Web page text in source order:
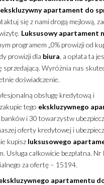
ekskluzywny apartament do
się z nami drogą mejlową,
Luksusowy apartament
programem „0% prowizji od
prowizji dla biura, a opłata ta
Wyróżnia nas
doświadczenie.
obsługę kredytową i
tego ekskluzywnego
i 30 towarzystw
oferty kredytowej i
kupisz luksusowego
Usługa całkowicie bezpłatna. Nr
za ofertę – 15194.
apartamentu